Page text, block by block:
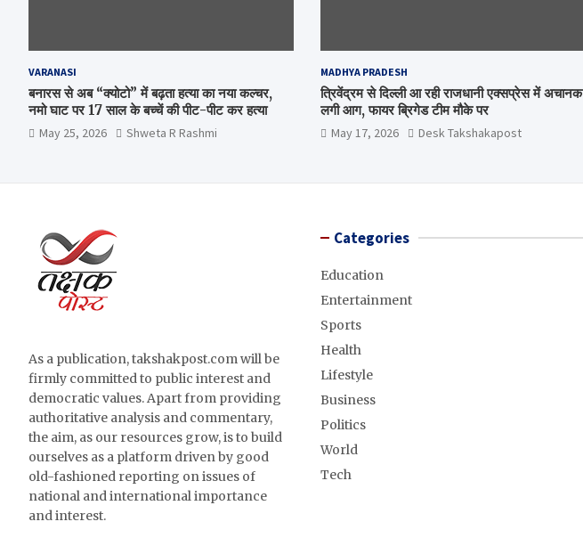
VARANASI
बनारस से अब “क्योटो” में बढ़ता हत्या का नया कल्चर,
नमो घाट पर 17 साल के बच्चें की पीट-पीट कर हत्या
May 25, 2026 Shweta R Rashmi
MADHYA PRADESH
त्रिवेंद्रम से दिल्ली आ रही राजधानी एक्सप्रेस में अचानक
लगी आग, फायर ब्रिगेड टीम मौके पर
May 17, 2026 Desk Takshakapost
As a publication, takshakpost.com will be
firmly committed to public interest and
democratic values. Apart from providing
authoritative analysis and commentary,
the aim, as our resources grow, is to build
ourselves as a platform driven by good
old-fashioned reporting on issues of
national and international importance
and interest.
Categories
Education
Entertainment
Sports
Health
Lifestyle
Business
Politics
World
Tech